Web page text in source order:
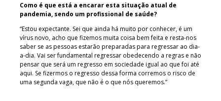
Como é que está a encarar esta situação atual de
pandemia, sendo um profissional de saúde?
“Estou expectante. Sei que ainda há muito por conhecer, é um
vírus novo, acho que fizemos muita coisa bem feita e resta-nos
saber se as pessoas estarão preparadas para regressar ao dia-
a-dia. Vai ser fundamental regressar obedecendo a regras e não
pensar que será um regresso em sociedade igual ao que foi até
aqui. Se fizermos o regresso dessa forma corremos o risco de
uma segunda vaga, que não é o que nós queremos.”